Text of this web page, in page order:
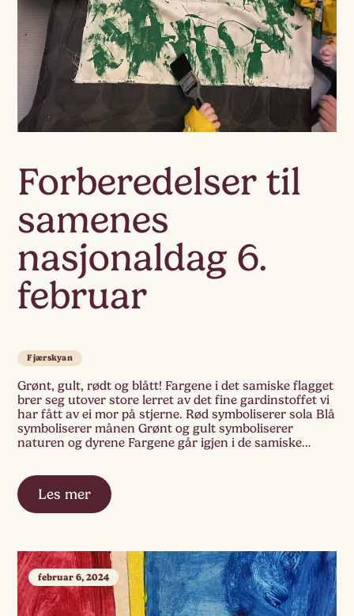
Forberedelser til
samenes
nasjonaldag 6.
februar
Fjærskyan
Grønt, gult, rødt og blått! Fargene i det samiske flagget
brer seg utover store lerret av det fine gardinstoffet vi
har fått av ei mor på stjerne. Rød symboliserer sola Blå
symboliserer månen Grønt og gult symboliserer
naturen og dyrene Fargene går igjen i de samiske
Les mer
februar 6, 2024